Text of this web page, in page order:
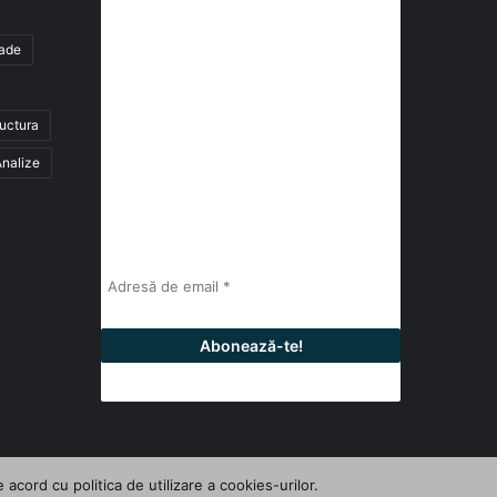
acord cu politica de utilizare a cookies-urilor.